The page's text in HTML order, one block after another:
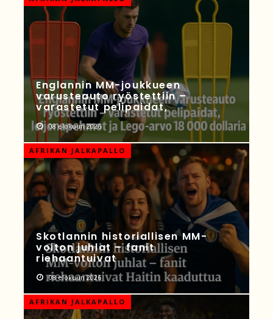
Englannin MM-joukkueen
varusteauto ryöstettiin –
varastetut pelipaidat,
08 elokuun 2026
AFRIKAN JALKAPALLO
Skotlannin historiallisen MM-
voiton juhlat – fanit
riehaantuivat
08 elokuun 2026
AFRIKAN JALKAPALLO